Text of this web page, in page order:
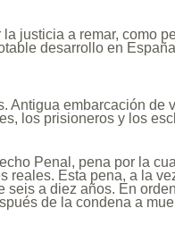
justicia a remar, como
desarrollo en
Antigua embarcación de
los prisioneros y los
Penal, pena por la
reales. Esta pena, a la
seis a diez años. En
de la condena a